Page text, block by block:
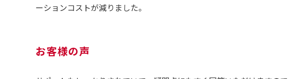
ーションコストが減りました。
お客様の声